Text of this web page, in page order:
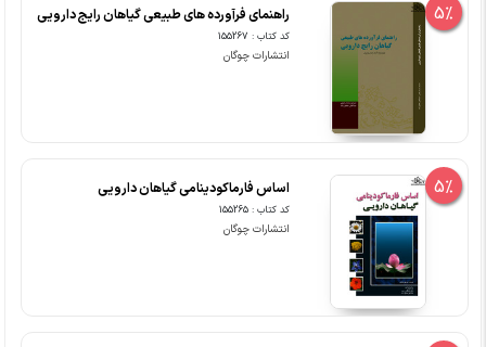
5% راهنمای فرآورده های طبیعی گیاهان رایج دارویی
کد کتاب : 155267
انتشارات چوگان
5% اساس فارماکودینامی گیاهان دارویی
کد کتاب : 155265
انتشارات چوگان